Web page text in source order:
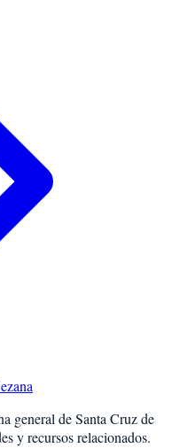
general deSanta Cruz de
y recursos relacionados.